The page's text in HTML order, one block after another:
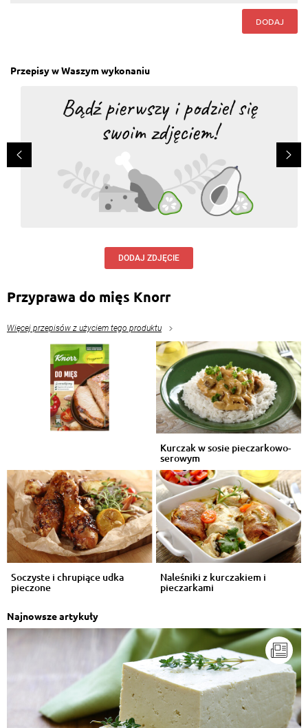
DODAJ
Przepisy w Waszym wykonaniu
DODAJ ZDJĘCIE
Przyprawa do mięs Knorr
Więcej przepisów z użyciem tego produktu
Kurczak w sosie pieczarkowo-
serowym
Soczyste i chrupiące udka
pieczone
Naleśniki z kurczakiem i
pieczarkami
Najnowsze artykuły